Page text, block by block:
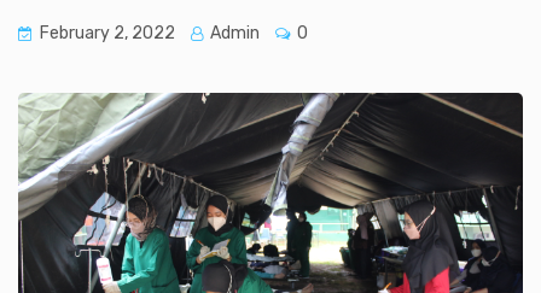
February 2, 2022 Admin 0